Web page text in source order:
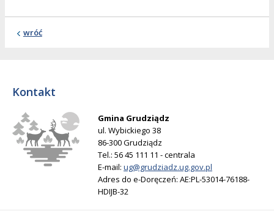
wróć
Kontakt
Gmina Grudziądz
ul. Wybickiego 38
86-300 Grudziądz
Tel.: 56 45 111 11 - centrala
E-mail: ug@grudziadz.ug.gov.pl
Adres do e-Doręczeń: AE:PL-53014-76188-
HDIJB-32